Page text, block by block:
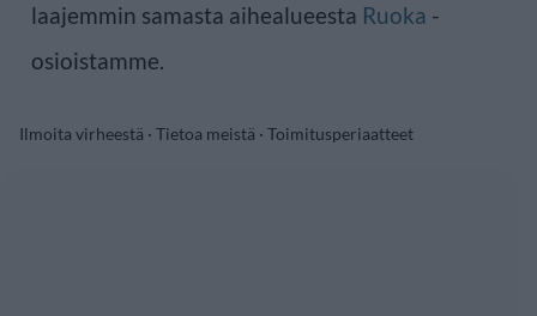
laajemmin samasta aihealueesta Ruoka -
osioistamme.
Ilmoita virheestä · Tietoa meistä · Toimitusperiaatteet